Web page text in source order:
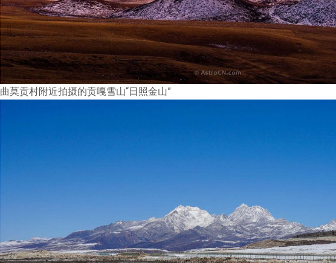
曲莫贡村附近拍摄的贡嘎雪山“日照金山”